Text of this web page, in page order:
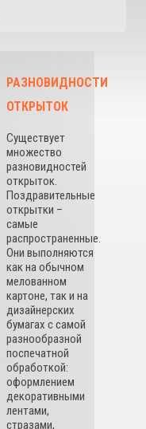
РАЗНОВИДНОСТИ
ОТКРЫТОК
Существует
множество
разновидностей
открыток.
Поздравительные
открытки –
самые
распространенные.
Они выполняются
как на обычном
мелованном
картоне, так и на
дизайнерских
бумагах с самой
разнообразной
поспечатной
обработкой:
оформлением
декоративными
лентами,
стразами,